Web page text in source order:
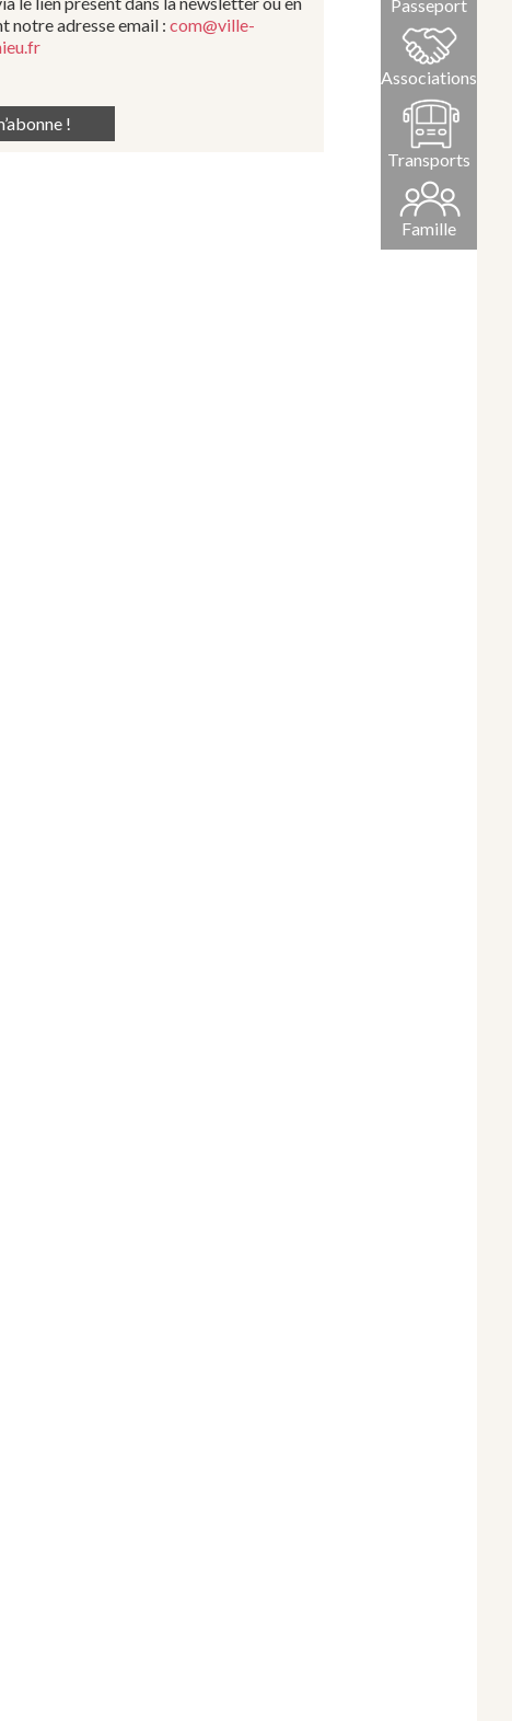
notre adresse email : com@ville-
Passeport
Associations
Transports
Famille